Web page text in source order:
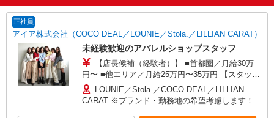
掲載期間終了
正社員
アイア株式会社（COCO DEAL／LOUNIE／Stola.／LILLIAN CARAT）
未経験歓迎のアパレルショップスタッフ
【店長候補（経験者）】 ■首都圏／月給30万
円〜 ■他エリア／月給25万円〜35万円 【スタッ
フ】 ■首都圏／月給24万3,800円〜40万円 ■大阪／
月給23万3,500円〜35万円 ■京都、兵庫、愛知、岐
阜、福岡／月給22万7,800円〜35万円 ■他エリア／
LOUNIE／Stola.／COCO DEAL／LILLIAN
CARAT ※ブランド・勤務地の希望考慮します！※